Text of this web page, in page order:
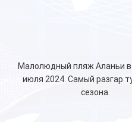
Малолюдный пляж Аланьи в
июля 2024. Самый разгар
сезона.